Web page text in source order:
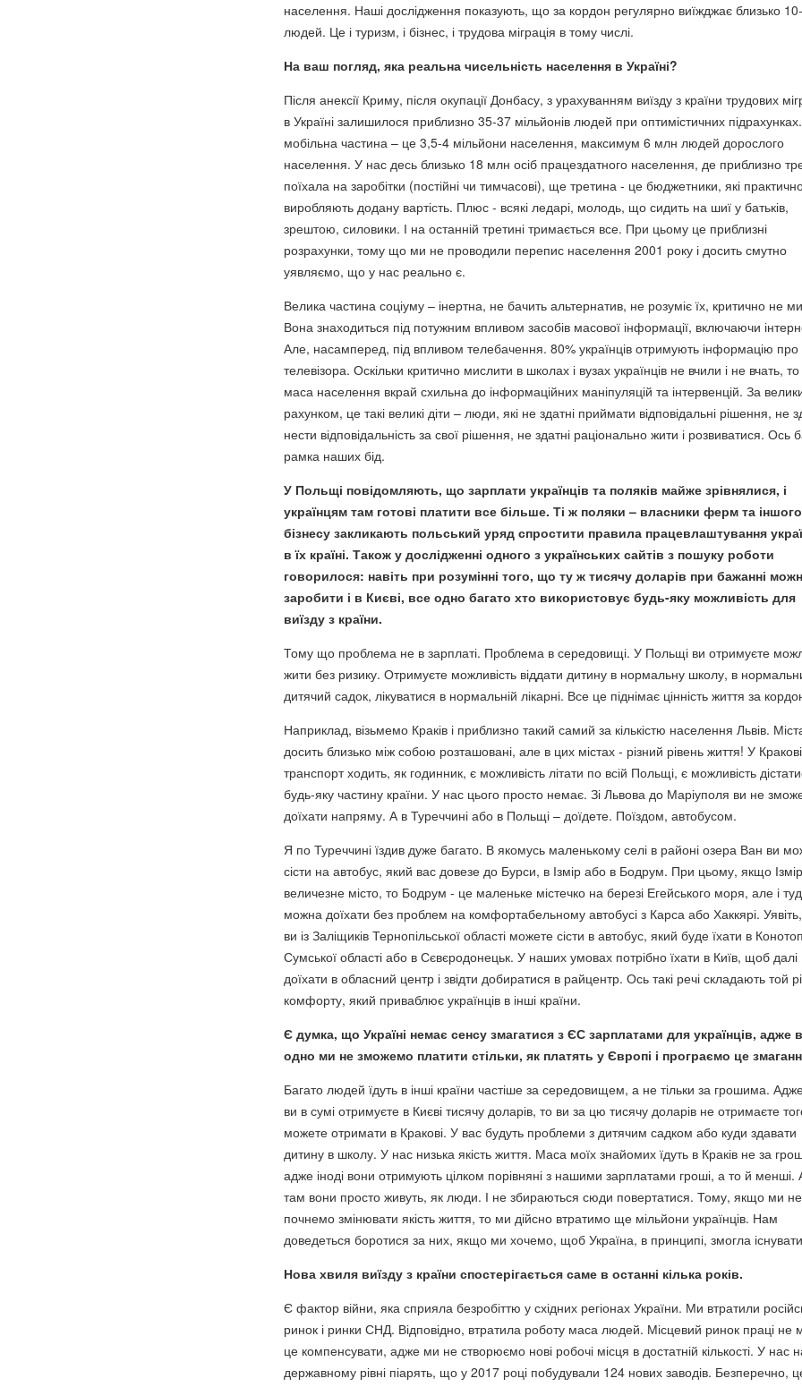
населення. Наші дослідження показують, що за кордон регулярно виїжджає близько
людей. Це і туризм, і бізнес, і трудова міграція в тому числі.
На ваш погляд, яка реальна чисельність населення в Україні?
Після анексії Криму, після окупації Донбасу, з урахуванням виїзду з країни трудових
в Україні залишилося приблизно 35-37 мільйонів людей при оптимістичних
мобільна частина – це 3,5-4 мільйони населення, максимум 6 млн людей дорослого
населення. У нас десь близько 18 млн осіб працездатного населення, де приблизно
поїхала на заробітки (постійні чи тимчасові), ще третина - це бюджетники, які
виробляють додану вартість. Плюс - всякі ледарі, молодь, що сидить на шиї у батьків,
зрештою, силовики. І на останній третині тримається все. При цьому це приблизні
розрахунки, тому що ми не проводили перепис населення 2001 року і досить смутно
уявляємо, що у нас реально є.
Велика частина соціуму – інертна, не бачить альтернатив, не розуміє їх, критично не
Вона знаходиться під потужним впливом засобів масової інформації, включаючи
Але, насамперед, під впливом телебачення. 80% українців отримують інформацію про
телевізора. Оскільки критично мислити в школах і вузах українців не вчили і не вчать,
маса населення вкрай схильна до інформаційних маніпуляцій та інтервенцій. За
рахунком, це такі великі діти – люди, які не здатні приймати відповідальні рішення, не
нести відповідальність за свої рішення, не здатні раціонально жити і розвиватися. Ось
рамка наших бід.
У Польщі повідомляють, що зарплати українців та поляків майже зрівнялися, і
українцям там готові платити все більше. Ті ж поляки – власники ферм та іншого
бізнесу закликають польський уряд спростити правила працевлаштування
в їх країні. Також у дослідженні одного з українських сайтів з пошуку роботи
говорилося: навіть при розумінні того, що ту ж тисячу доларів при бажанні
заробити і в Києві, все одно багато хто використовує будь-яку можливість для
виїзду з країни.
Тому що проблема не в зарплаті. Проблема в середовищі. У Польщі ви отримуєте
жити без ризику. Отримуєте можливість віддати дитину в нормальну школу, в
дитячий садок, лікуватися в нормальній лікарні. Все це піднімає цінність життя за
Наприклад, візьмемо Краків і приблизно такий самий за кількістю населення Львів.
досить близько між собою розташовані, але в цих містах - різний рівень життя! У Кракові
транспорт ходить, як годинник, є можливість літати по всій Польщі, є можливість
будь-яку частину країни. У нас цього просто немає. Зі Львова до Маріуполя ви не
доїхати напряму. А в Туреччині або в Польщі – доїдете. Поїздом, автобусом.
Я по Туреччині їздив дуже багато. В якомусь маленькому селі в районі озера Ван ви
сісти на автобус, який вас довезе до Бурси, в Ізмір або в Бодрум. При цьому, якщо
величезне місто, то Бодрум - це маленьке містечко на березі Егейського моря, але і
можна доїхати без проблем на комфортабельному автобусі з Карса або Хаккярі.
ви із Заліщиків Тернопільської області можете сісти в автобус, який буде їхати в
Сумської області або в Сєвєродонецьк. У наших умовах потрібно їхати в Київ, щоб далі
доїхати в обласний центр і звідти добиратися в райцентр. Ось такі речі складають той
комфорту, який приваблює українців в інші країни.
Є думка, що Україні немає сенсу змагатися з ЄС зарплатами для українців, адже
одно ми не зможемо платити стільки, як платять у Європі і програємо це
Багато людей їдуть в інші країни частіше за середовищем, а не тільки за грошима.
ви в сумі отримуєте в Києві тисячу доларів, то ви за цю тисячу доларів не отримаєте
можете отримати в Кракові. У вас будуть проблеми з дитячим садком або куди здавати
дитину в школу. У нас низька якість життя. Маса моїх знайомих їдуть в Краків не за
адже іноді вони отримують цілком порівняні з нашими зарплатами гроші, а то й менші.
там вони просто живуть, як люди. І не збираються сюди повертатися. Тому, якщо ми не
почнемо змінювати якість життя, то ми дійсно втратимо ще мільйони українців. Нам
доведеться боротися за них, якщо ми хочемо, щоб Україна, в принципі, змогла
Нова хвиля виїзду з країни спостерігається саме в останні кілька років.
Є фактор війни, яка сприяла безробіттю у східних регіонах України. Ми втратили
ринок і ринки СНД. Відповідно, втратила роботу маса людей. Місцевий ринок праці не
це компенсувати, адже ми не створюємо нові робочі місця в достатній кількості. У нас
державному рівні піарять, що у 2017 році побудували 124 нових заводів. Безперечно,